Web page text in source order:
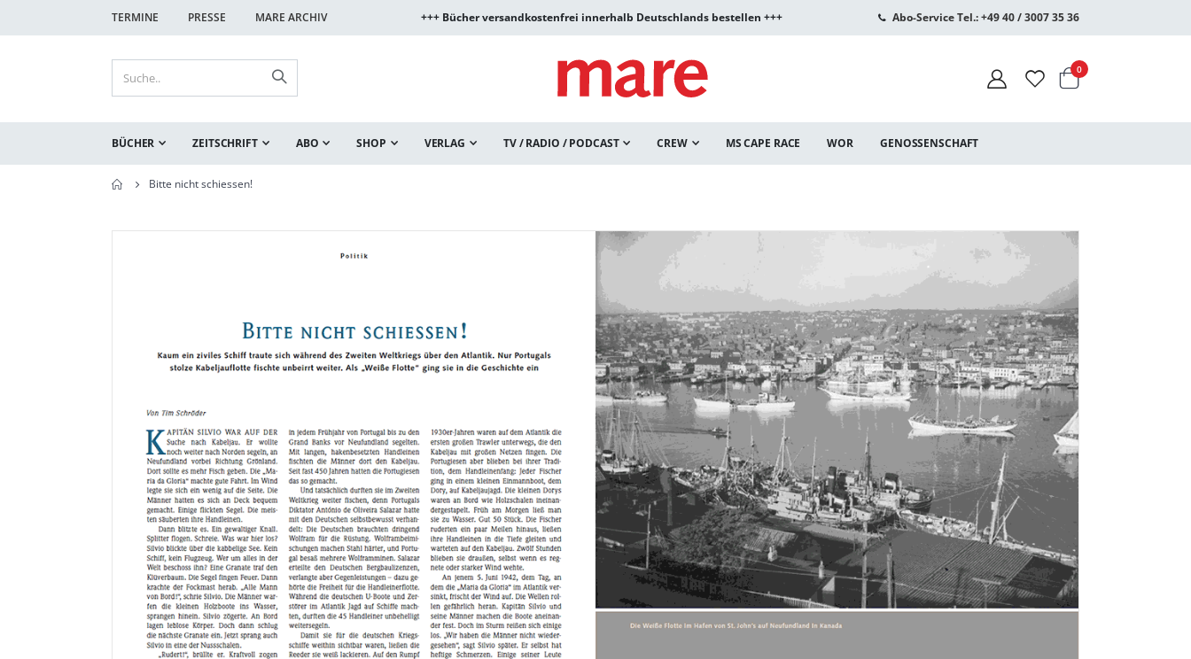
TERMINE PRESSE MARE ARCHIV +++ Bücher versandkostenfrei innerhalb Deutschlands bestellen +++ Abo-Service Tel.: +49 40 / 3007 35 36
Warenkorb
0Artikel
BÜCHER ZEITSCHRIFT ABO SHOP VERLAG TV / RADIO / PODCAST CREW MS CAPE RACE WOR GENOSSENSCHAFT
Bitte nicht schiessen!